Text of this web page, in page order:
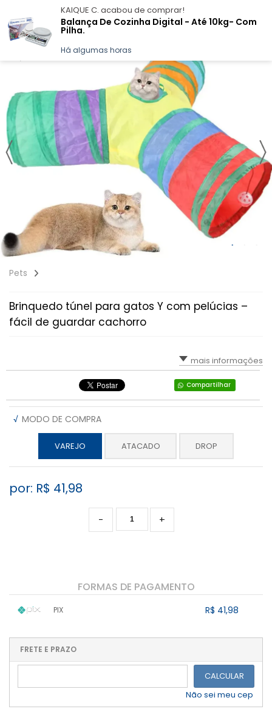
Pets
Brinquedo túnel para gatos Y com pelúcias –
fácil de guardar cachorro
mais informações
Compartilhar
√ MODO DE COMPRA
VAREJO ATACADO DROP
por: R$ 41,98
+
-
FORMAS DE PAGAMENTO
PIX R$ 41,98
...
....
FRETE E PRAZO
CALCULAR
Não sei meu cep
KAIQUE C. acabou de comprar!
Balança De Cozinha Digital - Até 10kg- Com
Pilha.
Há algumas horas